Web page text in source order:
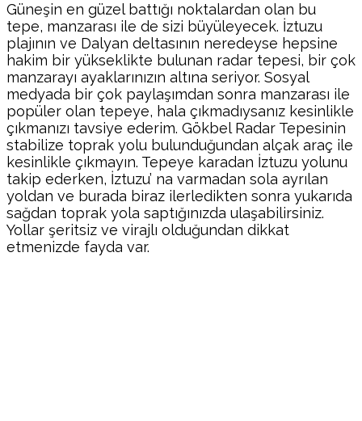
Güneşin en güzel battığı noktalardan olan bu
tepe, manzarası ile de sizi büyüleyecek. İztuzu
plajının ve Dalyan deltasının neredeyse hepsine
hakim bir yükseklikte bulunan radar tepesi, bir çok
manzarayı ayaklarınızın altına seriyor. Sosyal
medyada bir çok paylaşımdan sonra manzarası ile
popüler olan tepeye, hala çıkmadıysanız kesinlikle
çıkmanızı tavsiye ederim. Gökbel Radar Tepesinin
stabilize toprak yolu bulunduğundan alçak araç ile
kesinlikle çıkmayın. Tepeye karadan İztuzu yolunu
takip ederken, İztuzu’ na varmadan sola ayrılan
yoldan ve burada biraz ilerledikten sonra yukarıda
sağdan toprak yola saptığınızda ulaşabilirsiniz.
Yollar şeritsiz ve virajlı olduğundan dikkat
etmenizde fayda var.